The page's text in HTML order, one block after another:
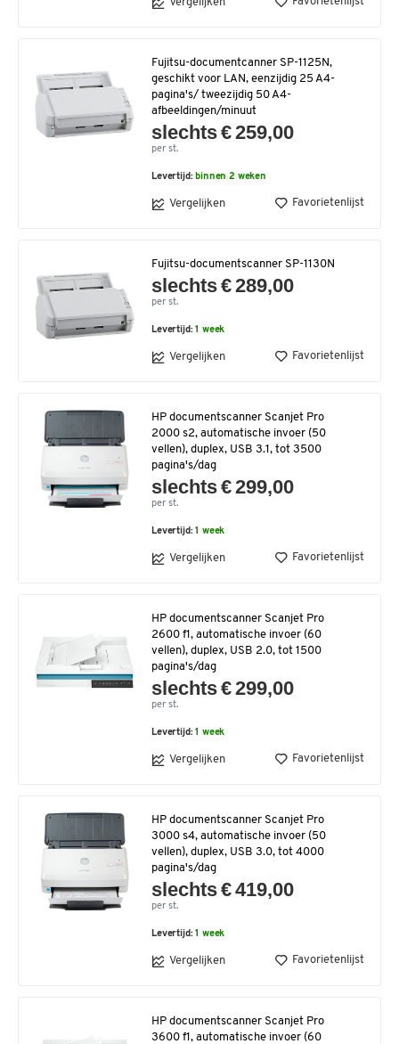
Vergelijken
Fujitsu-documentcanner SP-1125N,
geschikt voor LAN, eenzijdig 25 A4-
pagina's/ tweezijdig 50 A4-
afbeeldingen/minuut
slechts € 259,00
per st.
Levertijd: binnen 2 weken
Vergelijken Favorietenlijst
Fujitsu-documentscanner SP-1130N
slechts € 289,00
per st.
Levertijd:1 week
Vergelijken Favorietenlijst
HP documentscanner Scanjet Pro
2000 s2, automatische invoer (50
vellen), duplex, USB 3.1, tot 3500
pagina's/dag
slechts € 299,00
per st.
Levertijd:1 week
Vergelijken Favorietenlijst
HP documentscanner Scanjet Pro
2600 f1, automatische invoer (60
vellen), duplex, USB 2.0, tot 1500
pagina's/dag
slechts € 299,00
per st.
Levertijd:1 week
Vergelijken Favorietenlijst
HP documentscanner Scanjet Pro
3000 s4, automatische invoer (50
vellen), duplex, USB 3.0, tot 4000
pagina's/dag
slechts € 419,00
per st.
Levertijd:1 week
Vergelijken Favorietenlijst
HP documentscanner Scanjet Pro
3600 f1, automatische invoer (60